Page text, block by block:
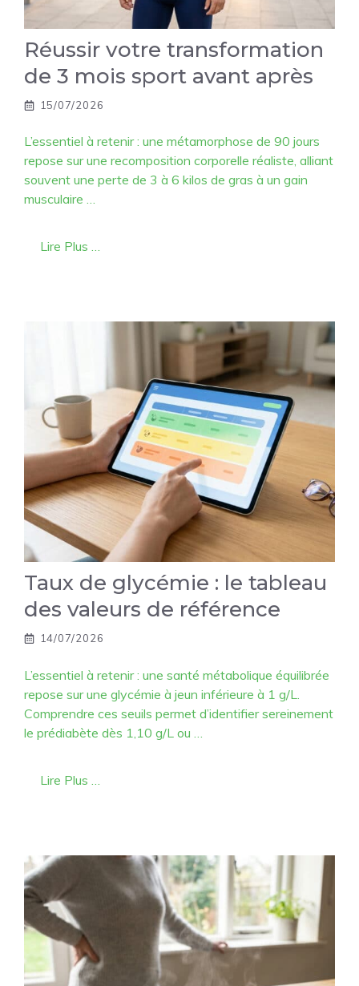
Réussir votre transformation
de 3 mois sport avant après
15/07/2026
L’essentiel à retenir : une métamorphose de 90 jours
repose sur une recomposition corporelle réaliste, alliant
souvent une perte de 3 à 6 kilos de gras à un gain
musculaire …
Lire Plus …
Taux de glycémie : le tableau
des valeurs de référence
14/07/2026
L’essentiel à retenir : une santé métabolique équilibrée
repose sur une glycémie à jeun inférieure à 1 g/L.
Comprendre ces seuils permet d’identifier sereinement
le prédiabète dès 1,10 g/L ou …
Lire Plus …